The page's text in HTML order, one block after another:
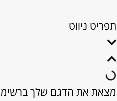
תפריט ניווט
מצאת את הדגם שלך